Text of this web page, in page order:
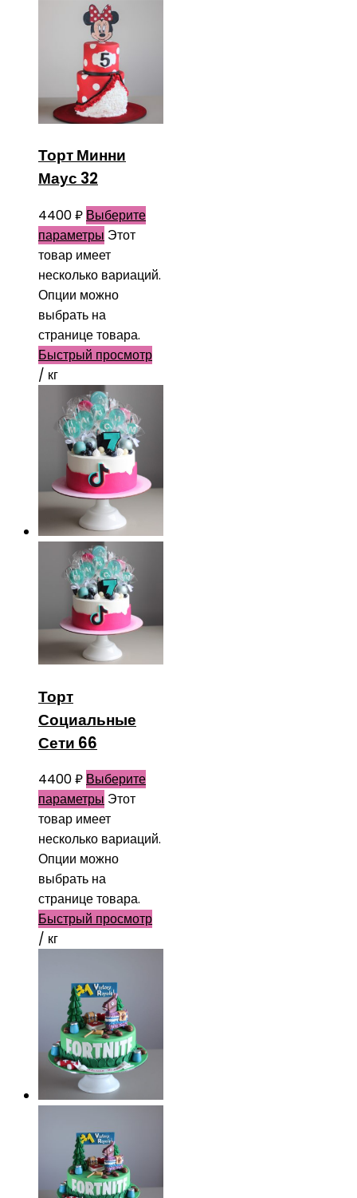
Торт Минни
Маус 32
4400₽ Выберите
параметры Этот
товар имеет
несколько вариаций.
Опции можно
выбрать на
странице товара.
Быстрый просмотр
/ кг
Торт
Социальные
Сети 66
4400₽ Выберите
параметры Этот
товар имеет
несколько вариаций.
Опции можно
выбрать на
странице товара.
Быстрый просмотр
/ кг